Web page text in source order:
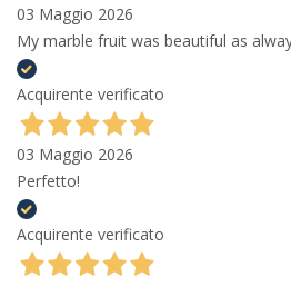
03 Maggio 2026
My marble fruit was beautiful as
Acquirente verificato
03 Maggio 2026
Perfetto!
Acquirente verificato